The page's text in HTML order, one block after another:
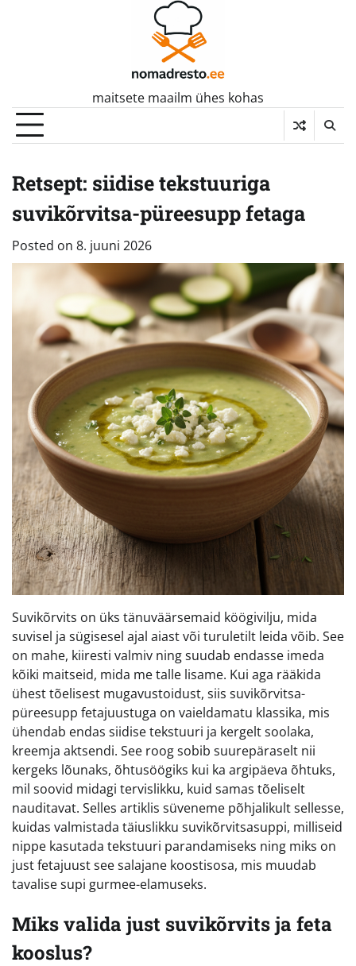
maitsete maailm ühes kohas
Retsept: siidise tekstuuriga
suvikõrvitsa-püreesupp fetaga
Posted on 8. juuni 2026
Suvikõrvits on üks tänuväärsemaid köögivilju, mida
suvisel ja sügisesel ajal aiast või turuletilt leida võib. See
on mahe, kiiresti valmiv ning suudab endasse imeda
kõiki maitseid, mida me talle lisame. Kui aga rääkida
ühest tõelisest mugavustoidust, siis suvikõrvitsa-
püreesupp fetajuustuga on vaieldamatu klassika, mis
ühendab endas siidise tekstuuri ja kergelt soolaka,
kreemja aktsendi. See roog sobib suurepäraselt nii
kergeks lõunaks, õhtusöögiks kui ka argipäeva õhtuks,
mil soovid midagi tervislikku, kuid samas tõeliselt
nauditavat. Selles artiklis süveneme põhjalikult sellesse,
kuidas valmistada täiuslikku suvikõrvitsasuppi, milliseid
nippe kasutada tekstuuri parandamiseks ning miks on
just fetajuust see salajane koostisosa, mis muudab
tavalise supi gurmee-elamuseks.
Miks valida just suvikõrvits ja feta
kooslus?